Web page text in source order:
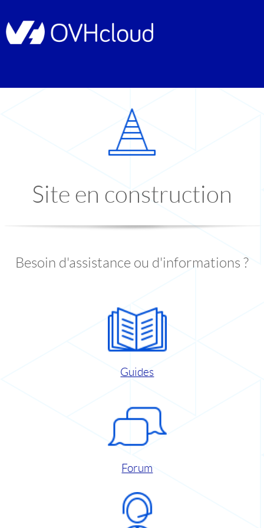
Site en construction
Besoin d'assistance ou d'informations ?
Guides
Forum